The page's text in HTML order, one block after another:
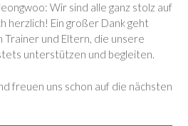
Wir sind alle ganz stolz auf
herzlich! Ein großer Dank geht
und Eltern, die unsere
unterstützen und begleiten.
freuen uns schon auf die nächsten